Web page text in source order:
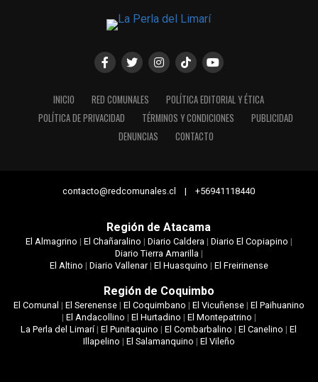
INICIO RED COMUNALES
POLÍTICA EDITORIAL Y ÉTICA
POLÍTICA DE PRIVACIDAD
TÉRMINOS Y CONDICIONES
PUBLICIDAD
DENUNCIAS
CONTACTO
contacto@redcomunales.cl | +56941118440
Región de Atacama
El Almagrino | El Chañaralino | Diario Caldera | Diario El Copiapino |
Diario Tierra Amarilla |
El Altino | Diario Vallenar| El Huasquino | El Freirinense
Región de Coquimbo
El Comunal | El Serenense| El Coquimbano | El Vicuñense| El Paihuanino
| El Andacollino | El Hurtadino | El Montepatrino |
La Perla del Limarí|El Punitaquino |El Combarbalino |El Canelino |El
Illapelino | El Salamanquino | El Vileño